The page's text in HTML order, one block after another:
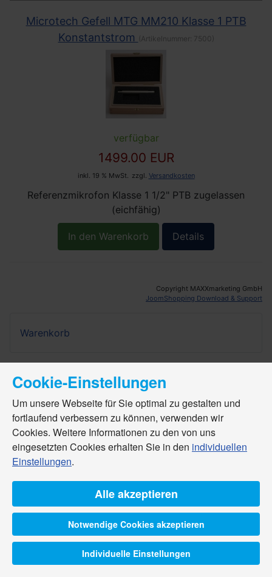
Microtech Gefell MTG MM210 Klasse 1 PTB
Konstantstrom
(Artikelnummer: 7500 )
verfügbar
1499.00 EUR
inkl. 19 % MwSt. zzgl. Versandkosten
Referenzmikrofon Klasse 1 1/2" PTB zugelassen
(eichfähig)
In den Warenkorb Details
Copyright MAXXmarketing GmbH
JoomShopping Download & Support
Warenkorb
Cookie-Einstellungen
Um unsere Webseite für Sie optimal zu gestalten und
fortlaufend verbessern zu können, verwenden wir
Cookies. Weitere Informationen zu den von uns
eingesetzten Cookies erhalten Sie in den individuellen
Einstellungen.
Alle akzeptieren
Notwendige Cookies akzeptieren
Individuelle Einstellungen